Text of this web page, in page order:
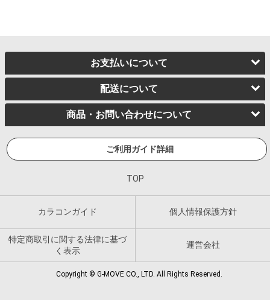
お支払いについて
配送について
商品・お問い合わせについて
ご利用ガイド詳細
TOP
カラコンガイド 個人情報保護方針
特定商取引に関する法律に基づ
く表示
運営会社
Copyright © G-MOVE CO., LTD. All Rights Reserved.